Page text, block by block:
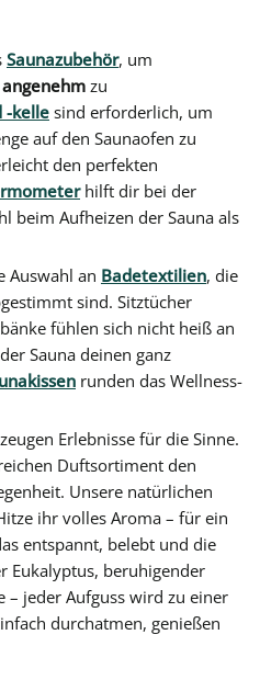
Saunazubehör, um
zu
-kelle sind erforderlich, um
auf den Saunaofen zu
den perfekten
hilft dir bei der
beim Aufheizen der Sauna als
Auswahl an Badetextilien, die
sind. Sitztücher
fühlen sich nicht heiß an
Sauna deinen ganz
runden das Wellness-
Erlebnisse für die Sinne.
Duftsortiment den
Unsere natürlichen
ihr volles Aroma – für ein
entspannt, belebt und die
Eukalyptus, beruhigender
– jeder Aufguss wird zu einer
durchatmen, genießen